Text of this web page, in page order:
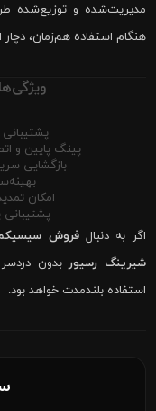
مدیریت‌شده و توزیع‌شده
هنگام استفاده هم‌زمان،
پینگ پایین و
بازگشایی
امکان
پشتیبانی
اگر به دنبالفروش
شیرینگ رسیوربدون
استفاده بلندمدت خواهد بود.